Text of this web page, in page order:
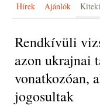
Hírek Ajánlók
Rendkívüli
azon ukrajnai
vonatkozóan,
jogosultak